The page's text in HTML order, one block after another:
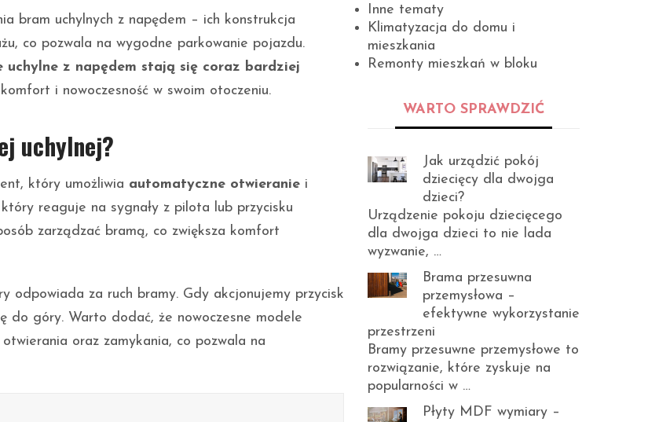
bram uchylnych z napędem – ich konstrukcja
co pozwala na wygodne parkowanie pojazdu.
z napędem stają się coraz bardziej
i nowoczesność w swoim otoczeniu.
uchylnej?
który umożliwia automatyczne otwieranie i
reaguje na sygnały z pilota lub przycisku
zarządzać bramą, co zwiększa komfort
odpowiada za ruch bramy. Gdy akcjonujemy przycisk
do góry. Warto dodać, że nowoczesne modele
oraz zamykania, co pozwala na
Inne tematy
Klimatyzacja do domu i
mieszkania
Remonty mieszkań w bloku
WARTO SPRAWDZIĆ
Jak urządzić pokój
dziecięcy dla dwojga
dzieci?
Urządzenie pokoju dziecięcego
dla dwojga dzieci to nie lada
wyzwanie, …
Brama przesuwna
przemysłowa –
efektywne wykorzystanie
przestrzeni
Bramy przesuwne przemysłowe to
rozwiązanie, które zyskuje na
popularności w …
Płyty MDF wymiary –